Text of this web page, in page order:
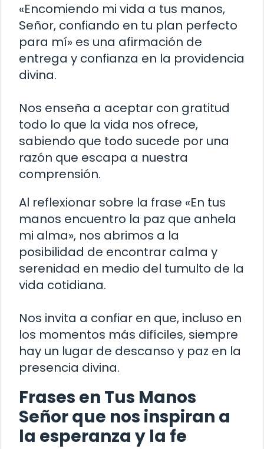
«Encomiendo mi vida a tus manos,
Señor, confiando en tu plan perfecto
para mí» es una afirmación de
entrega y confianza en la providencia
divina.
Nos enseña a aceptar con gratitud
todo lo que la vida nos ofrece,
sabiendo que todo sucede por una
razón que escapa a nuestra
comprensión.
Al reflexionar sobre la frase «En tus
manos encuentro la paz que anhela
mi alma», nos abrimos a la
posibilidad de encontrar calma y
serenidad en medio del tumulto de la
vida cotidiana.
Nos invita a confiar en que, incluso en
los momentos más difíciles, siempre
hay un lugar de descanso y paz en la
presencia divina.
Frases en Tus Manos
Señor que nos inspiran a
la esperanza y la fe